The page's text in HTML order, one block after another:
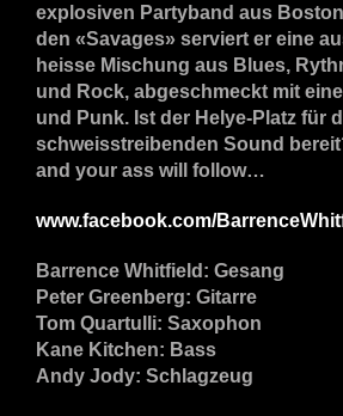
explosiven Partyband aus
den «Savages» serviert er eine
heisse Mischung aus Blues,
und Rock, abgeschmeckt mit
und Punk. Ist der Helye-Platz für
schweisstreibenden Sound
and your ass will follow…
www.facebook.com/
Barrence Whitfield: Gesang
Peter Greenberg: Gitarre
Tom Quartulli: Saxophon
Kane Kitchen: Bass
Andy Jody: Schlagzeug